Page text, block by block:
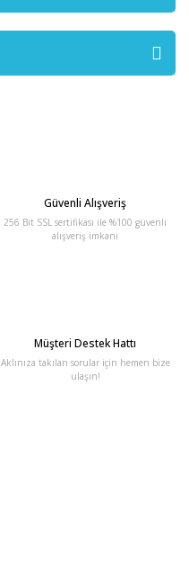
Güvenli Alışveriş
256 Bit SSL sertifikası ile %100 güvenli
alışveriş imkanı
Müşteri Destek Hattı
Aklınıza takılan sorular için hemen bize
ulaşın!